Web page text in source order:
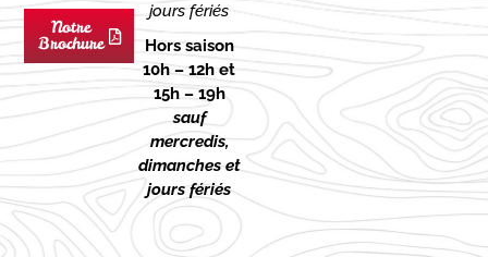
Notre
Brochure
jours fériés
Hors saison
10h – 12h et
15h – 19h
sauf
mercredis,
dimanches et
jours fériés